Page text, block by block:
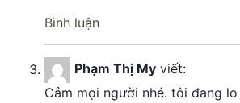
Bình luận
Phạm Thị My viết:
Cảm mọi người nhé. tôi đang